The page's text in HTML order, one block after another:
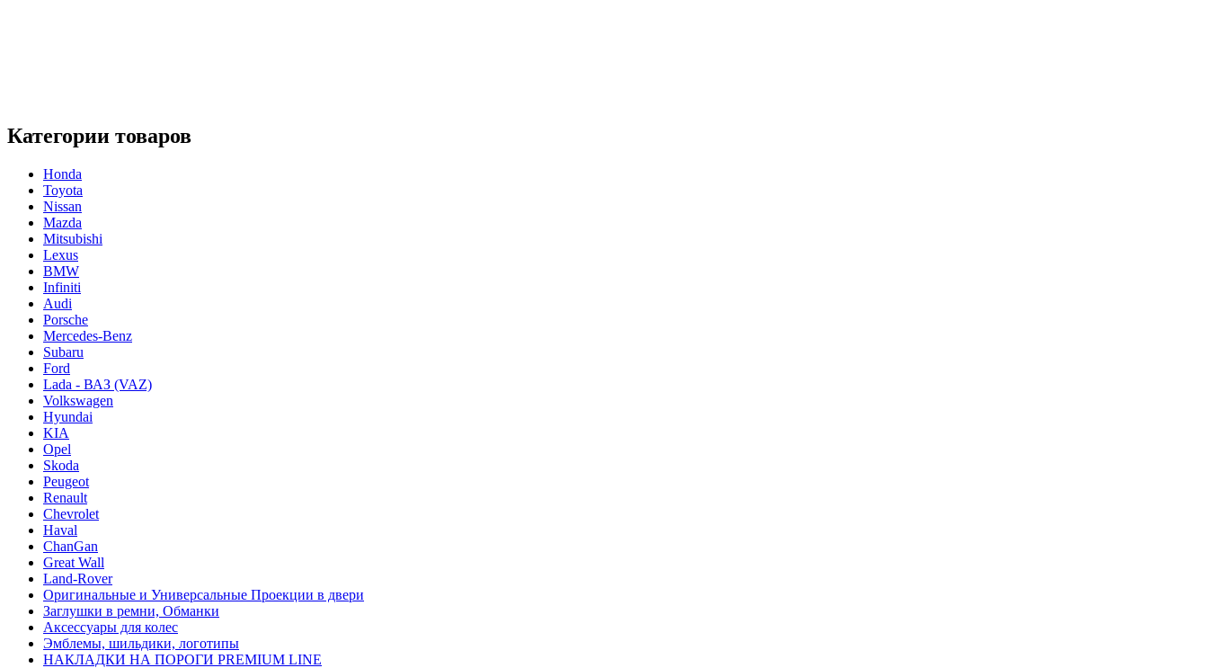
Категории товаров
Honda
Toyota
Nissan
Mazda
Mitsubishi
Lexus
BMW
Infiniti
Audi
Porsche
Mercedes-Benz
Subaru
Ford
Lada - ВАЗ (VAZ)
Volkswagen
Hyundai
KIA
Opel
Skoda
Peugeot
Renault
Chevrolet
Haval
ChanGan
Great Wall
Land-Rover
Оригинальные и Универсальные Проекции в двери
Заглушки в ремни, Обманки
Аксессуары для колес
Эмблемы, шильдики, логотипы
НАКЛАДКИ НА ПОРОГИ PREMIUM LINE